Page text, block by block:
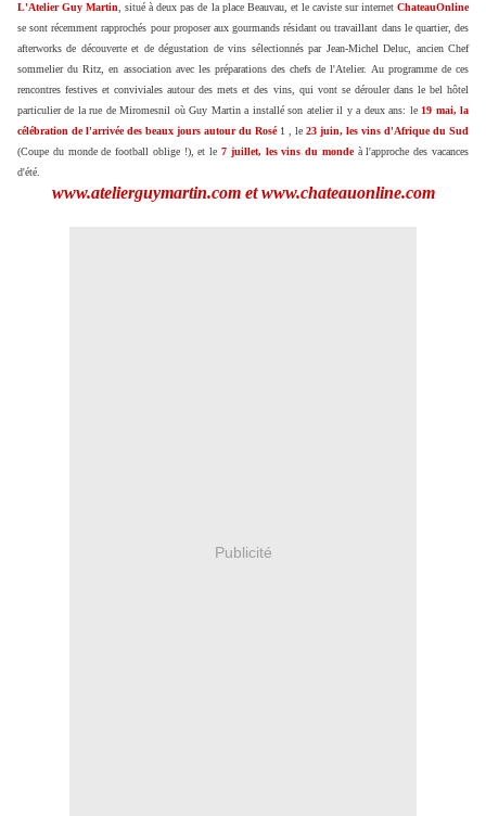
L'Atelier Guy Martin , situé à deux pas de la place Beauvau, et le caviste sur internet ChateauOnline
se sont récemment rapprochés pour proposer aux gourmands résidant ou travaillant dans le quartier, des
afterworks de découverte et de dégustation de vins sélectionnés par Jean-Michel Deluc, ancien Chef
sommelier du Ritz, en association avec les préparations des chefs de l'Atelier. Au programme de ces
rencontres festives et conviviales autour des mets et des vins, qui vont se dérouler dans le bel hôtel
particulier de la rue de Miromesnil où Guy Martin a installé son atelier il y a deux ans: le19 mai, la
célébration de l'arrivée des beaux jours autour du Rosé1 , le 23 juin, les vins d'Afrique du Sud
(Coupe du monde de football oblige !), et le 7 juillet, les vins du monde à l'approche des vacances
d'été.
www.atelierguymartin.com et www.chateauonline.com
Publicité